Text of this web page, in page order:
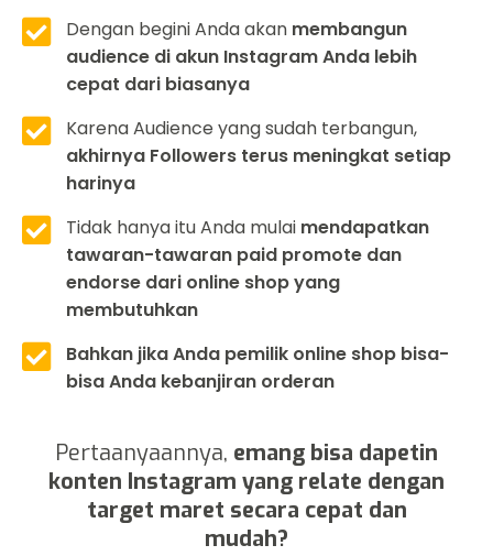
Dengan begini Anda akan membangun
audience di akun Instagram Anda lebih
cepat dari biasanya
Karena Audience yang sudah terbangun,
akhirnya Followers terus meningkat setiap
harinya
Tidak hanya itu Anda mulai mendapatkan
tawaran-tawaran paid promote dan
endorse dari online shop yang
membutuhkan
Bahkan jika Anda pemilik online shop bisa-
bisa Anda kebanjiran orderan
Pertaanyaannya, emang bisa dapetin
konten Instagram yang relate dengan
target maret secara cepat dan
mudah?